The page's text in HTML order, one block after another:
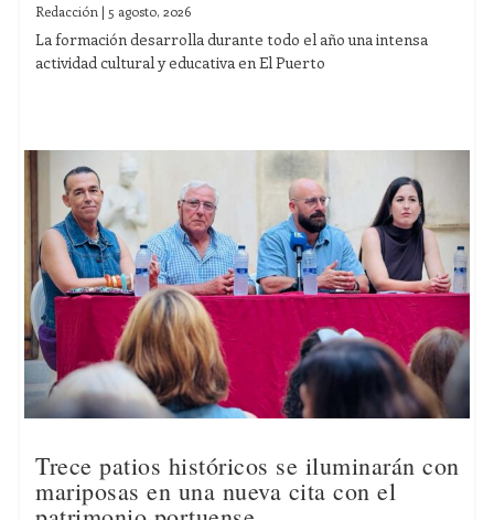
Redacción | 5 agosto, 2026
La formación desarrolla durante todo el año una intensa
actividad cultural y educativa en El Puerto
Trece patios históricos se iluminarán con
mariposas en una nueva cita con el